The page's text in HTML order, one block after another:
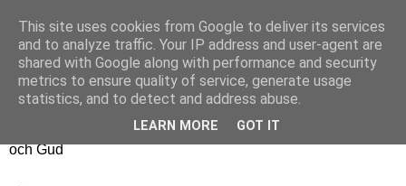
Fyren
Fyren finns för att sprida ljus i mörkret
För att påminna om guldkanterna i tillvaron
Här samsas jakt, hantverk, odling, och andra tankar om livet
och Gud
This site uses cookies from Google to deliver its services
and to analyze traffic. Your IP address and user-agent are
shared with Google along with performance and security
metrics to ensure quality of service, generate usage
statistics, and to detect and address abuse.
LEARN MORE GOT IT